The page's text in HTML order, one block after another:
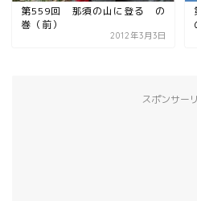
第559回 那須の山に登る の
巻（前）
2012年3月3日
スポンサー